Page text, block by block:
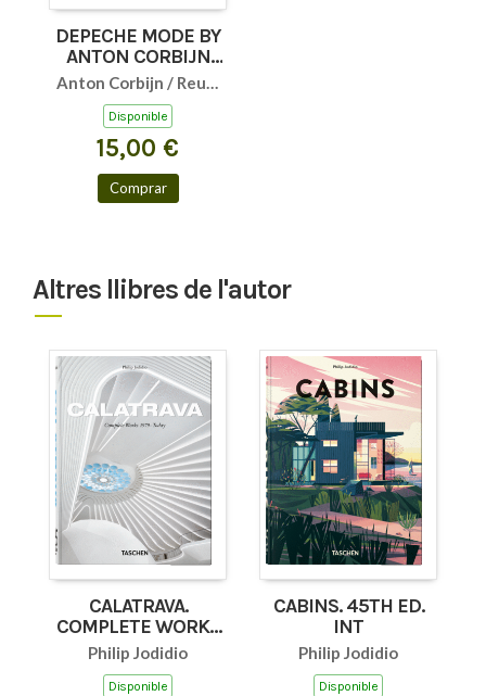
DEPECHE MODE BY
ANTON CORBIJN
GB (PO)
Anton Corbijn / Reuel
Golden
Disponible
15,00 €
Comprar
Altres llibres de l'autor
CALATRAVA.
COMPLETE WORKS
1979TODAY. 45TH
Philip Jodidio
Disponible
CABINS. 45TH ED.
INT
Philip Jodidio
Disponible